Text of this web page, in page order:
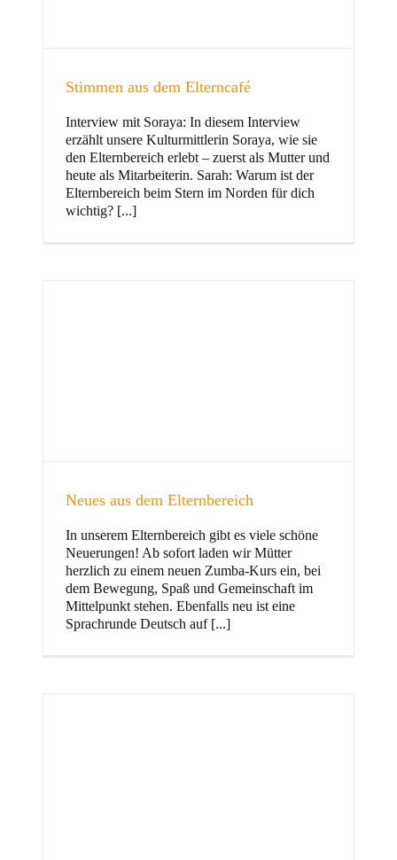
und Familie
Kinder
Stimmen aus dem Elterncafé
Interview mit Soraya: In diesem Interview
erzählt unsere Kulturmittlerin Soraya, wie sie
den Elternbereich erlebt – zuerst als Mutter und
heute als Mitarbeiterin. Sarah: Warum ist der
Elternbereich beim Stern im Norden für dich
wichtig? [...]
Neues aus dem Elternbereich
In unserem Elternbereich gibt es viele schöne
Neuerungen! Ab sofort laden wir Mütter
herzlich zu einem neuen Zumba-Kurs ein, bei
dem Bewegung, Spaß und Gemeinschaft im
Mittelpunkt stehen. Ebenfalls neu ist eine
Sprachrunde Deutsch auf [...]